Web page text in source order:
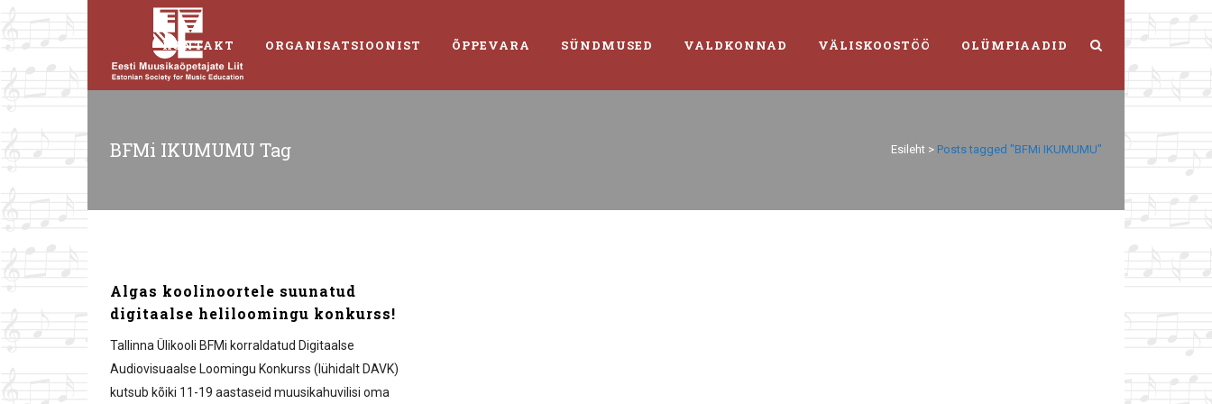
KONTAKT ORGANISATSIOONIST ÕPPEVARA SÜNDMUSED VALDKONNAD VÄLISKOOSTÖÖ OLÜMPIAADID
BFMi IKUMUMU Tag Esileht > Posts tagged "BFMi IKUMUMU"
Algas koolinoortele suunatud
digitaalse heliloomingu konkurss!
Tallinna Ülikooli BFMi korraldatud Digitaalse
Audiovisuaalse Loomingu Konkurss (lühidalt DAVK)
kutsub kõiki 11-19 aastaseid muusikahuvilisi oma